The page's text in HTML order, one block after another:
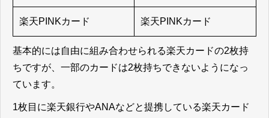
楽天PINKカード 楽天PINKカード
基本的には自由に組み合わせられる楽天カードの2枚持
ちですが、一部のカードは2枚持ちできないようになっ
ています。
1枚目に楽天銀行やANAなどと提携している楽天カード